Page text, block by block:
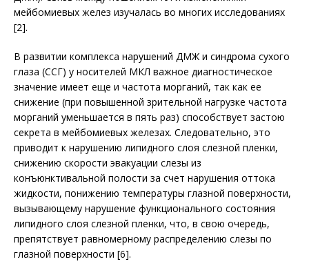
мейбомиевых желез изучалась во многих исследованиях
[2].
В развитии комплекса нарушений ДМЖ и синдрома сухого
глаза (ССГ) у носителей МКЛ важное диагностическое
значение имеет еще и частота морганий, так как ее
снижение (при повышенной зрительной нагрузке частота
морганий уменьшается в пять раз) способствует застою
секрета в мейбомиевых железах. Следовательно, это
приводит к нарушению липидного слоя слезной пленки,
снижению скорости эвакуации слезы из
конъюнктивальной полости за счет нарушения оттока
жидкости, понижению температуры глазной поверхности,
вызывающему нарушение функционального состояния
липидного слоя слезной пленки, что, в свою очередь,
препятствует равномерному распределению слезы по
глазной поверхности [6].